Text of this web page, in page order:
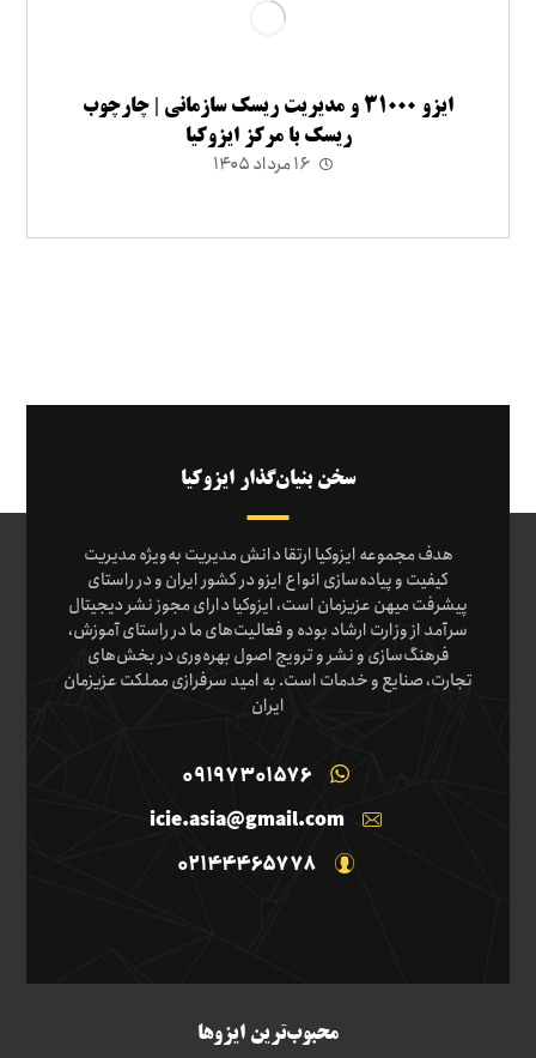
ایزو ۳۱۰۰۰ و مدیریت ریسک سازمانی | چارچوب
ریسک با مرکز ایزوکیا
۱۶ مرداد ۱۴۰۵
سخن بنیان‌گذار ایزوکیا
هدف مجموعه ایزوکیا ارتقا دانش مدیریت به‌ویژه مدیریت
کیفیت و پیاده‌سازی انواع ایزو در کشور ایران و در راستای
پیشرفت میهن عزیزمان است، ایزوکیا دارای مجوز نشر دیجیتال
سرآمد از وزارت ارشاد بوده و فعالیت‌های ما در راستای آموزش،
فرهنگ‌سازی و نشر و ترویج اصول بهره‌وری در بخش‌های
تجارت، صنایع و خدمات است. به امید سرفرازی مملکت عزیزمان
ایران
09197301576
icie.asia@gmail.com
02144465778
محبوب‌ترین ایزوها